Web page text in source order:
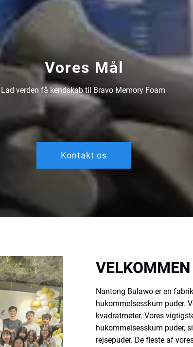
Vores Mål
Lad verden få kendskab til Bravo Memory Foam
Kontakt os
Nantong Bulawo er en
hukommelsesskum puder.
kvadratmeter. Vores
hukommelsesskum puder,
rejsepuder. De fleste af